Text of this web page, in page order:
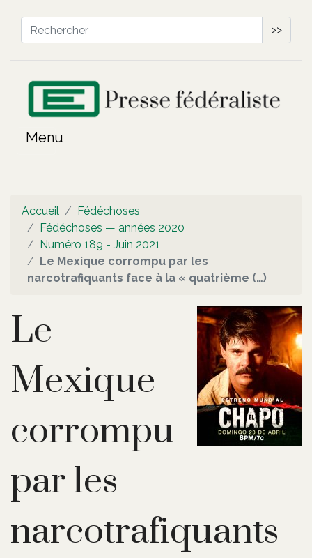
>>
Accueil
Fédéchoses
Fédéchoses — années 2020
Numéro 189 - Juin 2021
Le Mexique corrompu par les
narcotrafiquants face à la « quatrième (…)
Le
Mexique
corrompu
par les
narcotrafiquants